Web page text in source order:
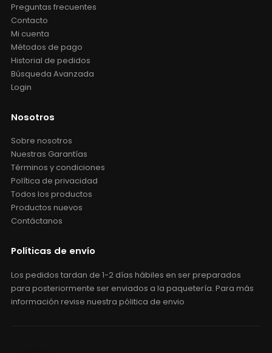
Preguntas frecuentes
Contacto
Mi cuenta
Métodos de pago
Historial de pedidos
Búsqueda Avanzada
Login
Nosotros
Sobre nosotros
Nuestras Garantías
Términos y condiciones
Política de privacidad
Todos los productos
Productos nuevos
Contáctanos
Políticas de envío
Los pedidos tardan de 1-2 días hábiles en ser preparados
para posteriormente ser enviados a la paquetería. Para más
información revise nuestra pólitica de envio